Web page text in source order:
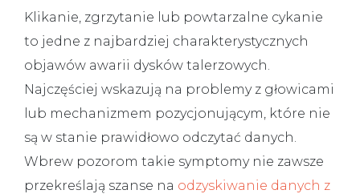
Klikanie, zgrzytanie lub powtarzalne cykanie
to jedne z najbardziej charakterystycznych
objawów awarii dysków talerzowych.
Najczęściej wskazują na problemy z głowicami
lub mechanizmem pozycjonującym, które nie
są w stanie prawidłowo odczytać danych.
Wbrew pozorom takie symptomy nie zawsze
przekreślają szanse na odzyskiwanie danych z